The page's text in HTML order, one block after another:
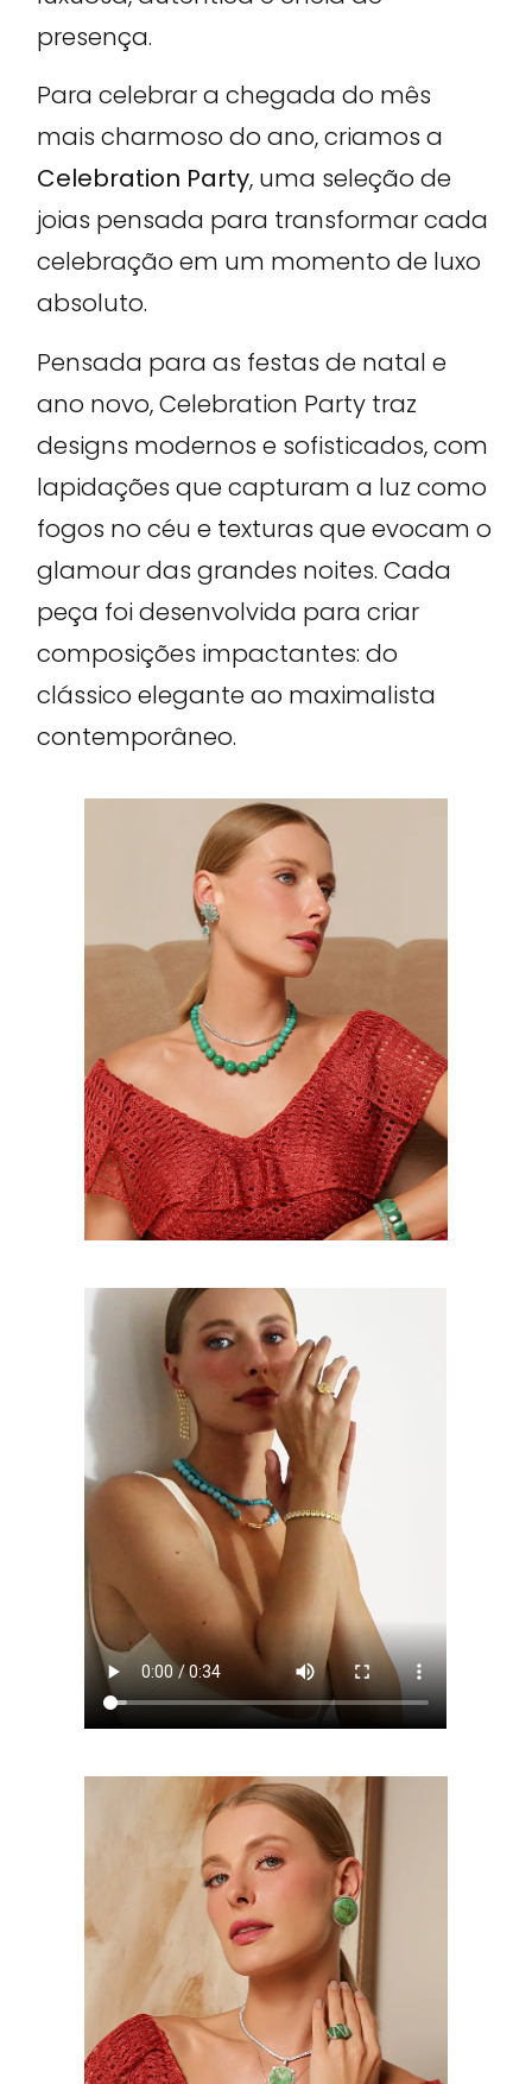
presença.
Para celebrar a chegada do mês
mais charmoso do ano, criamos a
Celebration Party, uma seleção de
joias pensada para transformar cada
celebração em um momento de luxo
absoluto.
Pensada para as festas de natal e
ano novo, Celebration Party traz
designs modernos e sofisticados, com
lapidações que capturam a luz como
fogos no céu e texturas que evocam o
glamour das grandes noites. Cada
peça foi desenvolvida para criar
composições impactantes: do
clássico elegante ao maximalista
contemporâneo.